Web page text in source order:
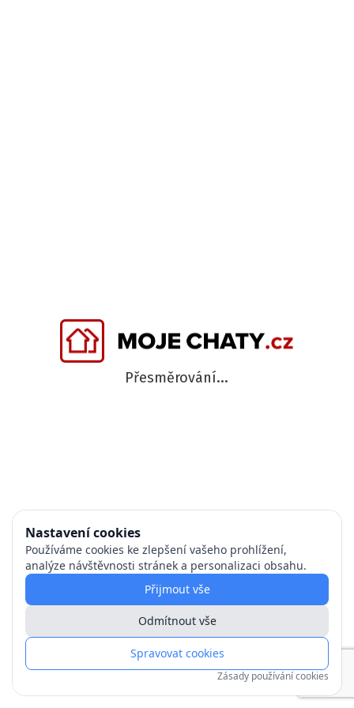
Přesměrování...
Nastavení cookies
Používáme cookies ke zlepšení vašeho prohlížení,
analýze návštěvnosti stránek a personalizaci obsahu.
Přijmout vše
Odmítnout vše
Spravovat cookies
Zásady používání cookies